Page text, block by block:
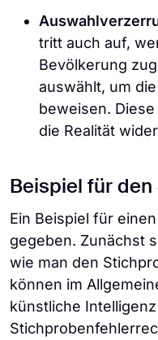
tritt auch auf,
Bevölkerung
auswählt, um
beweisen.
die Realität
Beispiel für
Ein Beispiel für
gegeben. Zunächst
wie man den
können im
künstliche Intelligenz